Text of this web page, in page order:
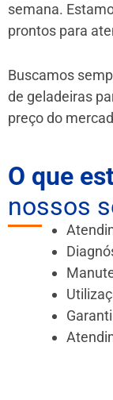
semana.
prontos para
Buscamos
de geladeiras
preço do
O que
nossos